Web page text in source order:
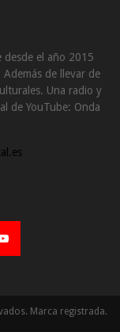
desde el año 2015
de llevar de
Una radio y
de YouTube: Onda
Marca registrada.